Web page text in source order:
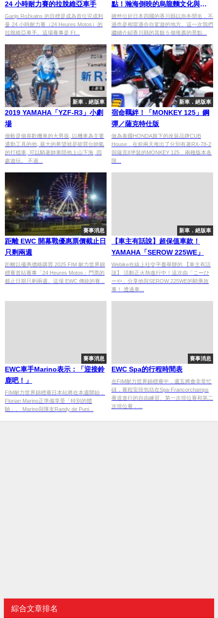
24 小時耐力賽的拉脫維亞車手
Garijs Rožkalns 的目標是成為首位完成利
曼 24 小時耐力賽（24 Heures Motos）的
拉脫維亞車手。這場賽事是 FI...
點！瀚海倒映的烏龍麵文化與自
然奇觀(下)
雖然位於日本四國的香川縣以烏冬聞名，不
過也是相當適合自駕遊的地方。這一次我們
繼續介紹香川縣的其餘５個推薦的景點...
新車．絕版車
2019 YAMAHA「YZF-R3」小劇
場
偉毅是個喜歡機車的大男孩, 以機車為主要
通勤工具的他, 最大的希望就是能買台帥氣
的打檔車, 可以騎著帥車陪他上山下海, 四
處遊玩。 不過...
新車．絕版車
宿命羈絆！「MONKEY 125」鋼
彈／薩克特仕版
做為泰國HONDA旗下的改裝品牌CUB
House，在前兩天推出了分別有著RX-78-2
與薩克II塗裝的MONKEY 125，兩種版本各
限...
賽事消息
距離 EWC 開幕戰優惠票價截止日
只剩兩週
距離以優惠價格購買 2025 FIM 耐力世界錦
標賽首站賽事「24 Heures Motos」門票的
截止日期只剩兩週。這場 EWC 傳統的賽...
新車．絕版車
【車主有話說】超保值車款！
YAMAHA「SEROW 225WE」
Webike在線上社交平臺舉辦的 【車主有話
說】 活動正火熱進行中！這次由「こーひ
ーや」分享他與SEROW 225WE的騎乘故
事！ 透過車...
賽事消息
EWC車手Marino表示：「迎接鈴
鹿吧！」
FIM耐力世界錦標賽日本站將在本週開始，
Florian Marino正準備享受「特別的體
驗」。 Marino與隊友Randy de Puni...
賽事消息
EWC Spa的行程時間表
在FIM耐力世界錦標賽中，週五將會非常忙
碌，賽程安排包括在Spa-Francorchamps
賽道進行的自由練習、第一次排位賽和第二
次排位賽，...
綜合文章排名